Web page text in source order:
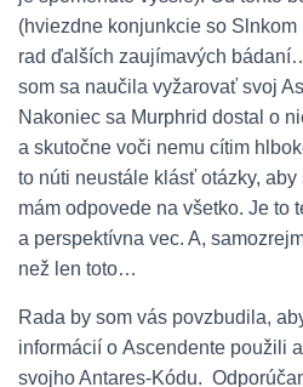
(hviezdne konjunkcie so
rad ďalších zaujímavých
som sa naučila vyžarovať svoj
Nakoniec sa Murphrid dostal o
a skutočne voči nemu cítim
to núti neustále klásť otázky,
mám odpovede na všetko. Je to
a perspektívna vec. A,
než len toto…
Rada by som vás povzbudila,
informácií o Ascendente použili
svojho Antares-Kódu.